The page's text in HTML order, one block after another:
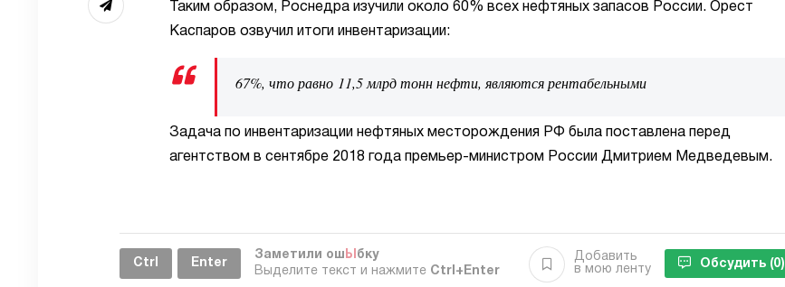
Таким образом, Роснедра изучили около 60% всех нефтяных запасов России. Орест
Каспаров озвучил итоги инвентаризации:
67%, что равно 11,5 млрд тонн нефти, являются рентабельными
Задача по инвентаризации нефтяных месторождения РФ была поставлена перед
агентством в сентябре 2018 года премьер-министром России Дмитрием Медведевым.
Ctrl Enter
Заметили ош Ы бку
Выделите текст и нажмите Ctrl+Enter
Добавить
в мою ленту
Обсудить (0)